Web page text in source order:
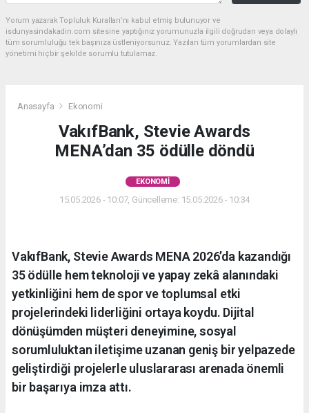
Yorum yazarak Topluluk Kuralları’nı kabul etmiş bulunuyor ve
isdunyasindakadin.com sitesine yaptığınız yorumunuzla ilgili doğrudan veya dolaylı
tüm sorumluluğu tek başınıza üstleniyorsunuz. Yazılan tüm yorumlardan site
yönetimi hiçbir şekilde sorumlu tutulamaz.
Anasayfa Ekonomi
VakıfBank, Stevie Awards
MENA’dan 35 ödülle döndü
EKONOMI
15.05.2026 - 10:07, Güncelleme: 15.05.2026 - 10:34
VakıfBank, Stevie Awards MENA 2026’da kazandığı
35 ödülle hem teknoloji ve yapay zekâ alanındaki
yetkinliğini hem de spor ve toplumsal etki
projelerindeki liderliğini ortaya koydu. Dijital
dönüşümden müşteri deneyimine, sosyal
sorumluluktan iletişime uzanan geniş bir yelpazede
geliştirdiği projelerle uluslararası arenada önemli
bir başarıya imza attı.